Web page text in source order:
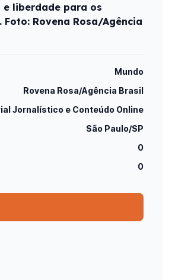
liberdade para os
Rovena Rosa/Agência
Mundo
Rovena Rosa/Agência Brasil
Jornalístico e Conteúdo Online
São Paulo/SP
0
0